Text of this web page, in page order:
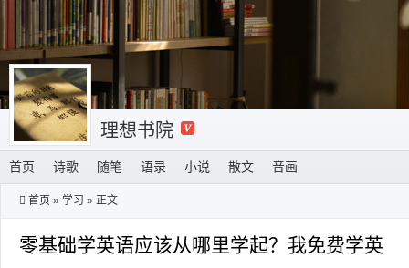
理想书院
首页 诗歌 随笔 语录 小说 散文 音画
首页 » 学习 » 正文
零基础学英语应该从哪里学起？我免费学英